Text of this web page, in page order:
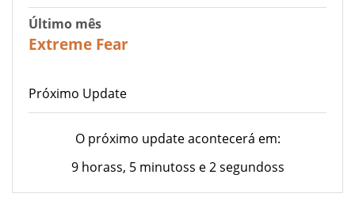
Último mês
Extreme Fear
Próximo Update
O próximo update acontecerá em:
9 horass, 5 minutoss e 2 segundoss